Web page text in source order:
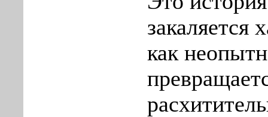
закаляется
как